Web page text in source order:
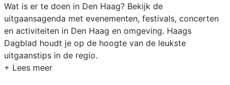
Wat is er te doen in Den Haag? Bekijk de
uitgaansagenda met evenementen, festivals, concerten
en activiteiten in Den Haag en omgeving. Haags
Dagblad houdt je op de hoogte van de leukste
uitgaanstips in de regio.